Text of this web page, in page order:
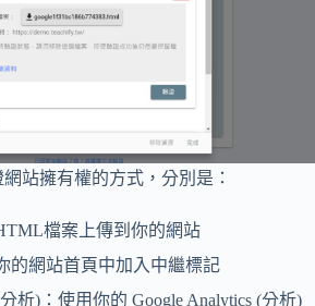
站擁有權的方式，分別是：
檔案上傳到你的網站
的網站首頁中加入中繼標記
析)：使用你的 Google Analytics (分析)